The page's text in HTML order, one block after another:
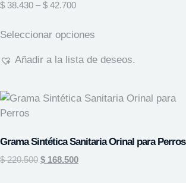
$ 38.430 – $ 42.700
Seleccionar opciones
Añadir a la lista de deseos.
Grama Sintética Sanitaria Orinal para Perros
$220.500 $ 168.500